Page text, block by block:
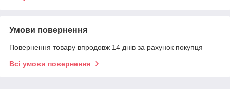
Умови повернення
Повернення товару впродовж 14 днів за рахунок покупця
Всі умови повернення